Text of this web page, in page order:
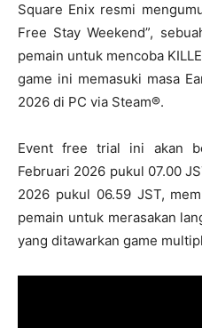
Square Enix resmi
Free Stay Weekend”,
pemain untuk mencoba
game ini memasuki masa
2026 di PC via Steam®.
Event free trial ini akan
Februari 2026 pukul 07.00
2026 pukul 06.59 JST,
pemain untuk merasakan
yang ditawarkan game